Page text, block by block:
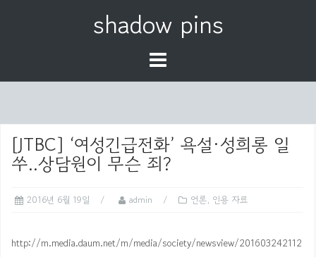
t
shadow pins
[JTBC] ‘여성긴급전화’ 욕설·성희롱 일
쑤..상담원이 무슨 죄?
2016년 6월 19일 admin 언론, 인용 자료
http://m.media.daum.net/m/media/society/newsview/201603242112